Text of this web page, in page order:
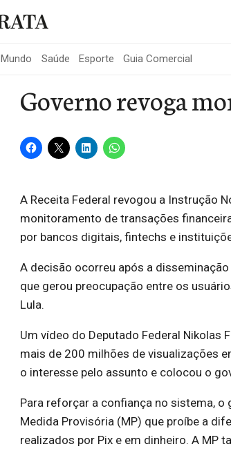
Mundo Saúde Esporte Guia Comercial
Governo revoga
A Receita Federal revogou a Instrução
monitoramento de transações
por bancos digitais, fintechs e
A decisão ocorreu após a
que gerou preocupação entre os
Lula.
Um vídeo do Deputado Federal Nikolas
mais de 200 milhões de visualizações
o interesse pelo assunto e colocou o
Para reforçar a confiança no sistema, o
Medida Provisória (MP) que proíbe a
realizados por Pix e em dinheiro. A MP